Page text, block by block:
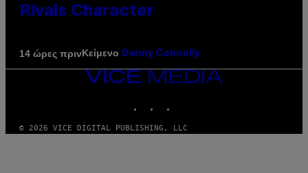
Rivals Character
14 ώρες πρινΚείμενο Denny Connolly
VICE
© 2026 VICE DIGITAL PUBLISHING, LLC